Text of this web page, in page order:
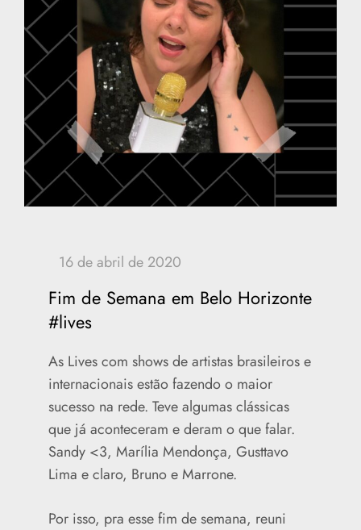
Fim de Semana em Belo Horizonte
#lives
As Lives com shows de artistas brasileiros e
internacionais estão fazendo o maior
sucesso na rede. Teve algumas clássicas
que já aconteceram e deram o que falar.
Sandy <3, Marília Mendonça, Gusttavo
Lima e claro, Bruno e Marrone.
Por isso, pra esse fim de semana, reuni